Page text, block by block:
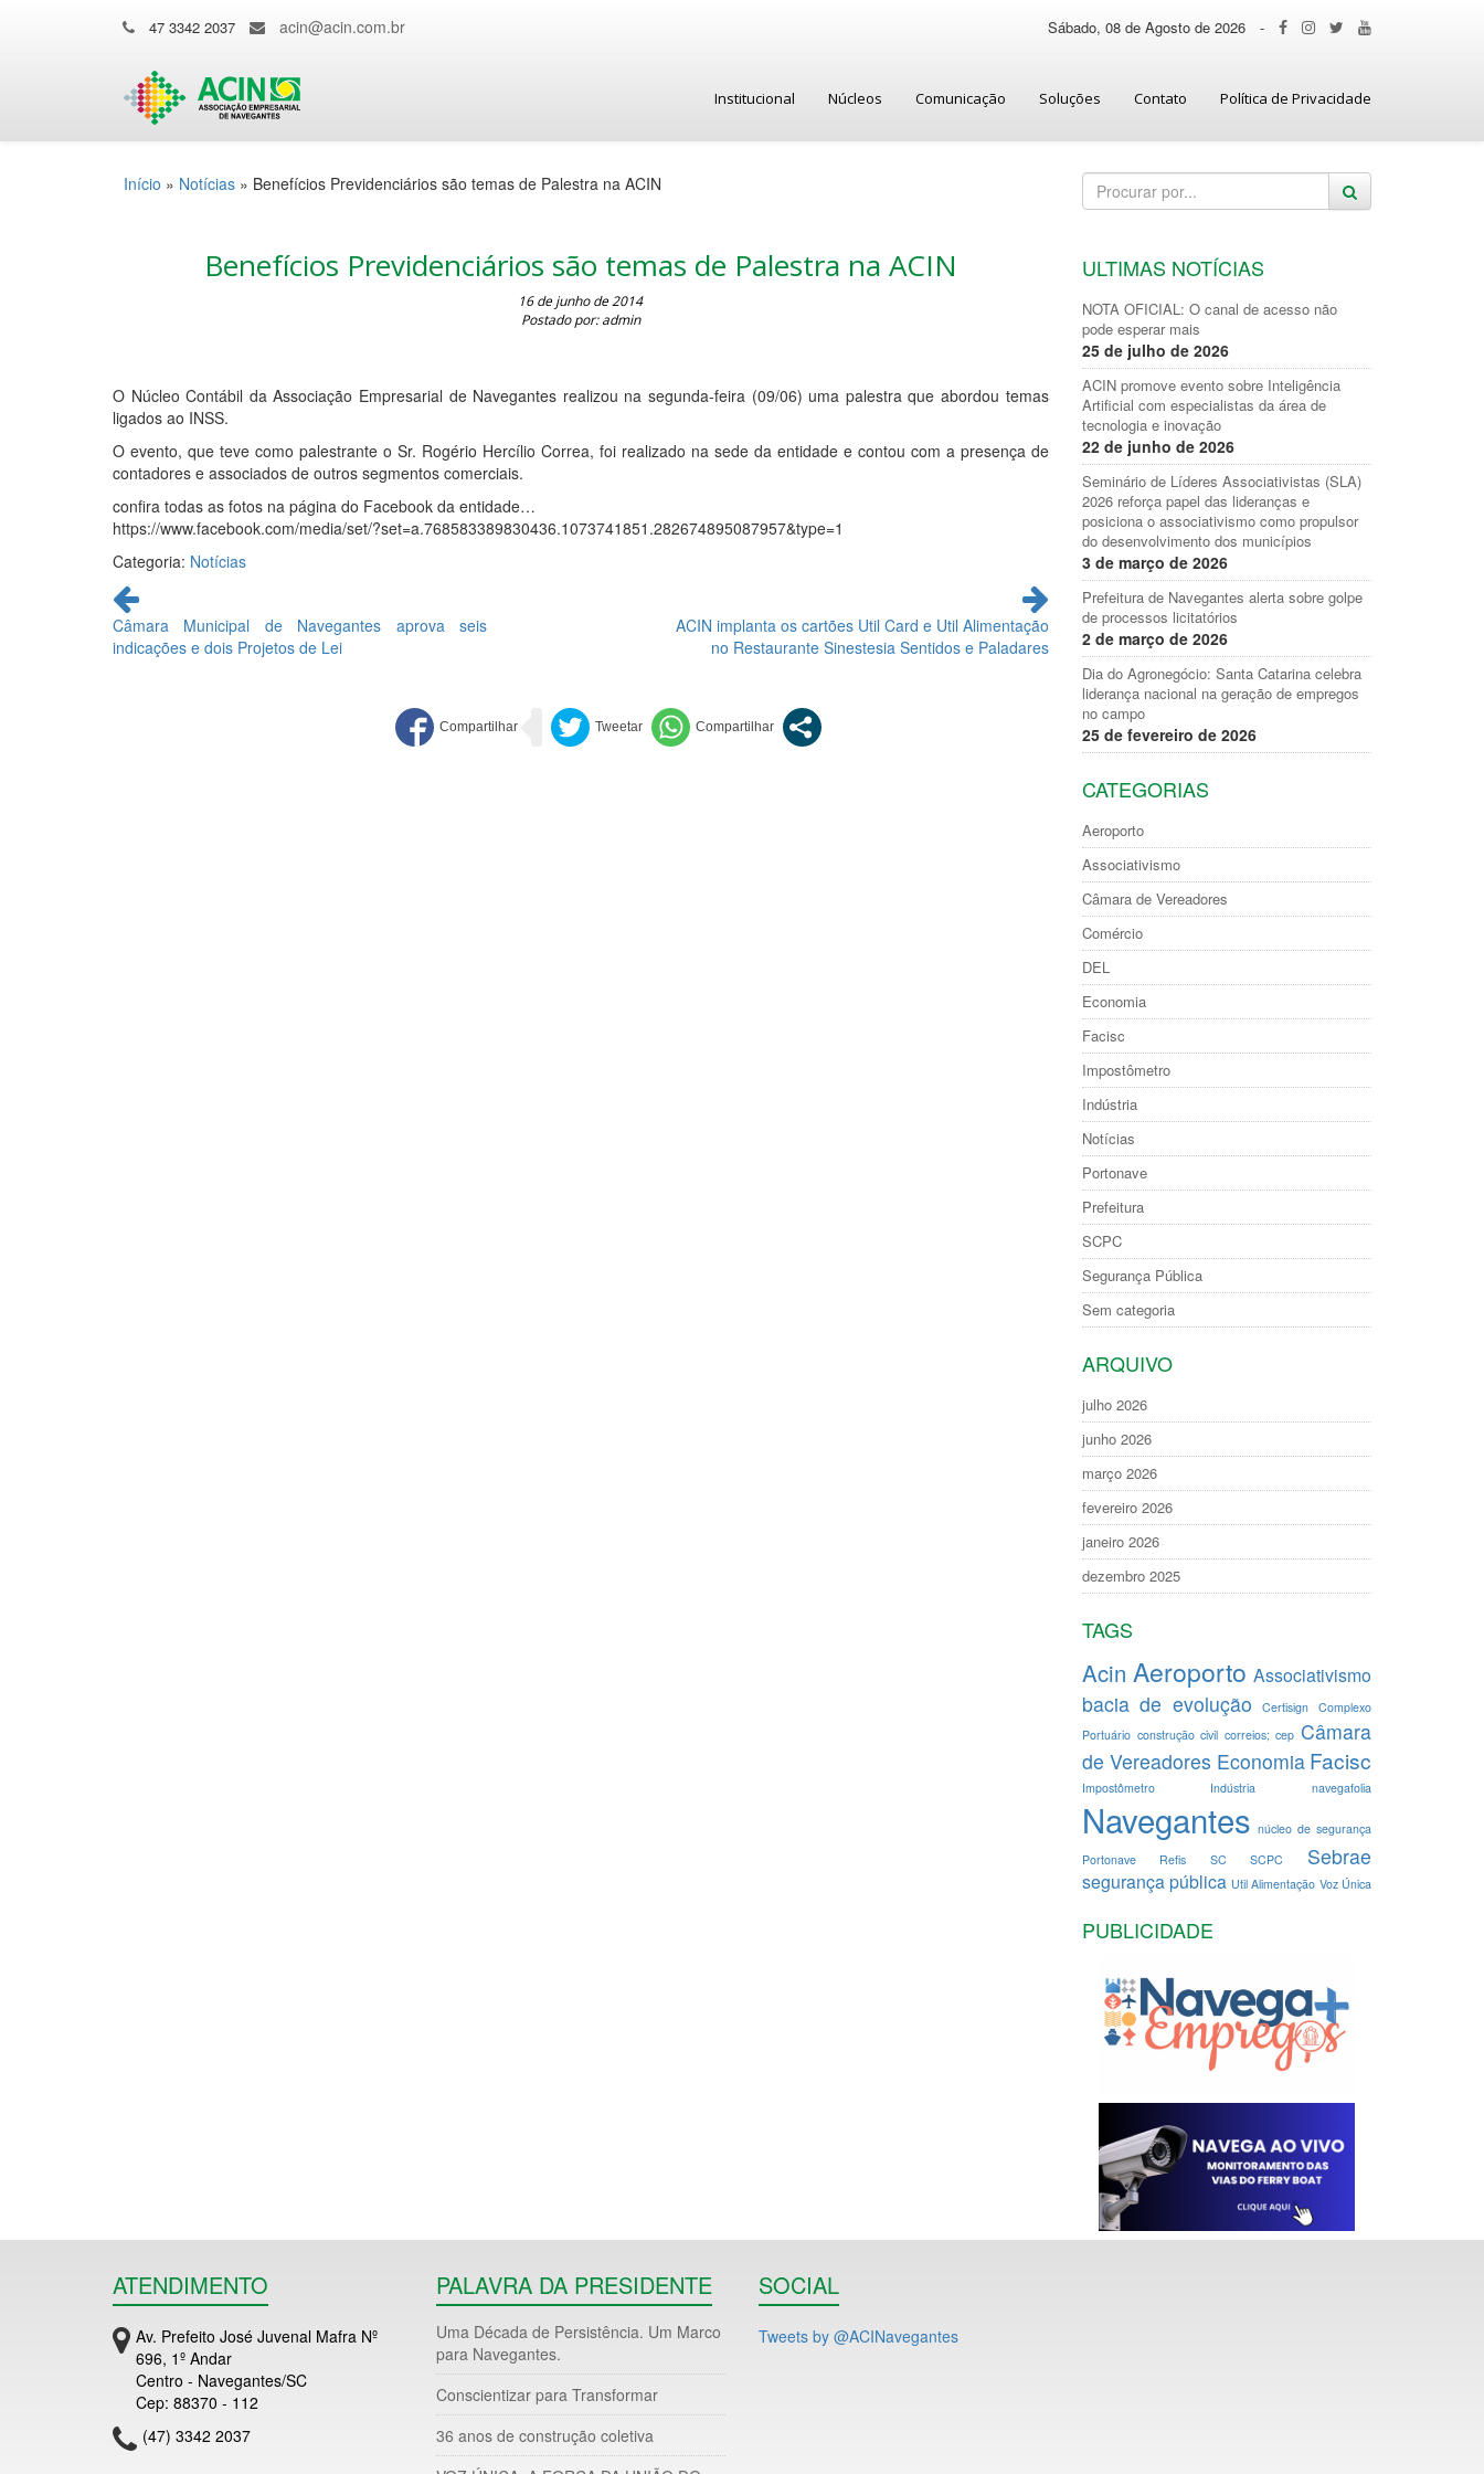
47 3342 2037 acin@acin.com.br Sábado, 08 de Agosto de 2026 -
Institucional Núcleos Comunicação Soluções Contato Política de Privacidade
Início » Notícias » Benefícios Previdenciários são temas de Palestra na ACIN
Benefícios Previdenciários são temas de Palestra na ACIN
16 de junho de 2014
Postado por: admin
O Núcleo Contábil da Associação Empresarial de Navegantes realizou na segunda-feira (09/06) uma palestra que abordou temas
ligados ao INSS.
O evento, que teve como palestrante o Sr. Rogério Hercílio Correa, foi realizado na sede da entidade e contou com a presença de
contadores e associados de outros segmentos comerciais.
confira todas as fotos na página do Facebook da entidade…
https://www.facebook.com/media/set/?set=a.768583389830436.1073741851.282674895087957&type=1
Categoria: Notícias
Continue
lendo
Câmara Municipal de Navegantes aprova seis
indicações e dois Projetos de Lei
ACIN implanta os cartões Util Card e Util Alimentação
no Restaurante Sinestesia Sentidos e Paladares
ULTIMAS NOTÍCIAS
NOTA OFICIAL: O canal de acesso não
pode esperar mais
25 de julho de 2026
ACIN promove evento sobre Inteligência
Artificial com especialistas da área de
tecnologia e inovação
22 de junho de 2026
Seminário de Líderes Associativistas (SLA)
2026 reforça papel das lideranças e
posiciona o associativismo como propulsor
do desenvolvimento dos municípios
3 de março de 2026
Prefeitura de Navegantes alerta sobre golpe
de processos licitatórios
2 de março de 2026
Dia do Agronegócio: Santa Catarina celebra
liderança nacional na geração de empregos
no campo
25 de fevereiro de 2026
CATEGORIAS
Aeroporto
Associativismo
Câmara de Vereadores
Comércio
DEL
Economia
Facisc
Impostômetro
Indústria
Notícias
Portonave
Prefeitura
SCPC
Segurança Pública
Sem categoria
ARQUIVO
julho 2026
junho 2026
março 2026
fevereiro 2026
janeiro 2026
dezembro 2025
TAGS
Acin Aeroporto Associativismo
bacia de evolução Certisign Complexo
Portuário construção civil correios; cep Câmara
de Vereadores Economia Facisc
Impostômetro Indústria navegafolia
Navegantes núcleo de segurança
Portonave
Refis SC SCPC Sebrae
segurança pública Util Alimentação Voz Única
PUBLICIDADE
ATENDIMENTO
Av. Prefeito José Juvenal Mafra Nº
696, 1º Andar
Centro - Navegantes/SC
Cep: 88370 - 112
(47) 3342 2037
PALAVRA DA PRESIDENTE
Uma Década de Persistência. Um Marco
para Navegantes.
Conscientizar para Transformar
36 anos de construção coletiva
SOCIAL
Tweets by @ACINavegantes